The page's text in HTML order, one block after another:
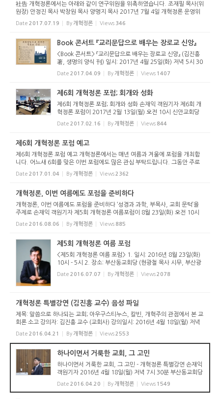
社告 개혁정론에서는 아래와 같이 연구위원을 위촉하였습니다. 조재필 목사(위
원장) 안정진 목사 박창원 목사 양명지 목사 2017년 7월 4일 개혁정론 운영위
Date 2017.07.19 By 개혁정론 Views 346
Book 콘서트 『교리문답으로 배우는 장로교 신앙』
<Book 콘서트> 『교리문답으로 배우는 장로교 신앙』 (김진흥
著, 생명의 양식 刊) 일시: 2017년 4월 25일(화) 저녁 5시 30
분 (저녁식사 제공) 장소: 대구산성교회당(황원하 목사 시무,
대구 북구 대동로 52-12) 참가비: 5,000원 (대구은행 508-11
Date 2017.04.09 By 개혁정론 Views 1407
제6회 개혁정론 포럼; 회개와 성화
제6회 개혁정론 포럼; 회개와 성화 손재익 객원기자 제6회 개
혁정론 포럼이 2017년 2월 13일(월) 오전 10시 신안교회당
(경기도 군포시 소재, 최경훈 목사 시무)에서 열렸다. 개혁정
론은 매년 2월과 8월에 포럼을 통해 개혁정론을 소개하고, 개
Date 2017.02.16 By 개혁정론 Views 844
제6회 개혁정론 포럼 예고
제6회 개혁정론 포럼 예고 개혁정론에서는 매년 여름과 겨울에 포럼을 개최합
니다. 어느새 6회를 맞은 이번 포럼에도 많은 관심 부탁드립니다. 그동안 주로
대구와 부산에서 모였는데 이번에는 수도권 지역에 거주하시는 독자들을 위하
여 군포에서 개최합니다...
Date 2017.01.04 By 개혁정론 Views2362
개혁정론, 이번 여름에도 포럼을 준비하다
개혁정론, 이번 여름에도 포럼을 준비하다 ‘성경과 과학, 부목사, 교회 문턱’을
주제로 손재익 객원기자 제5회 개혁정론 여름포럼이 8월 23일(화) 오전 10시
부산동교회당(현광철 목사 시무, 부산광역시 남구 지게골로 128-38/051-642
-6555)에서 개최된다. 매...
Date 2016.08.06 By 개혁정론 Views 885
제5회 개혁정론 여름 포럼
<제5회 개혁정론 여름 포럼> 1. 일시: 2016년 8월 23일(화)
10시 - 5시 2. 장소: 부산동교회당 (현광철 목사 시무, 부산광
역시 남구 지게골로 128-38, 051-642-6555) 3. 사전접수:
선착순 60명, 등록비 5,000원(교재, 식사, 간식 포함) 4. 등록
Date 2016.07.07 By 개혁정론 Views2078
개혁정론 특별강연 (김진흥 교수) 음성 파일
제목: 말씀으로 하나되는 교회; 아우구스티누스, 칼빈, 개혁주의 관점에서 본 교
회론 소고 강의자: 김진흥 교수 (교회사) 강의일시: 2016년 4월 18일(월) 저녁
7시 30분 장소: 부산동교회당
Date 2016.04.21 By 개혁정론 Views2553
하나이면서 거룩한 교회, 그 고민
하나이면서 거룩한 교회, 그 고민 - 개혁정론 특별강연 손재익
객원기자 2016년 4월 18일(월) 저녁 7시 30분 부산동교회당
(현광철 목사 시무)에서는 개혁정론 특별강연이 있었다. 지난
3월 22일 서울에서 특별강연을 개최한 바 있는 개혁정론은 부
Date 2016.04.20 By 개혁정론 Views 1549